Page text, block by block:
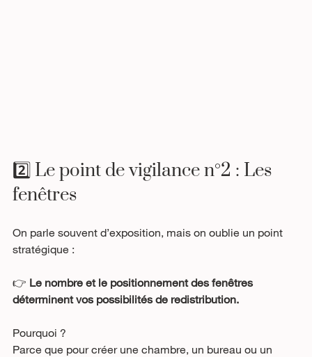
2️⃣ Le point de vigilance n°2 : Les
fenêtres
On parle souvent d’exposition, mais on oublie un point
stratégique :
👉 Le nombre et le positionnement des fenêtres
déterminent vos possibilités de redistribution.
Pourquoi ?
Parce que pour créer une chambre, un bureau ou un